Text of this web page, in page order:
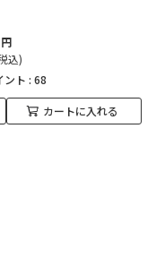
円
込)
ント : 68
カートに入れる